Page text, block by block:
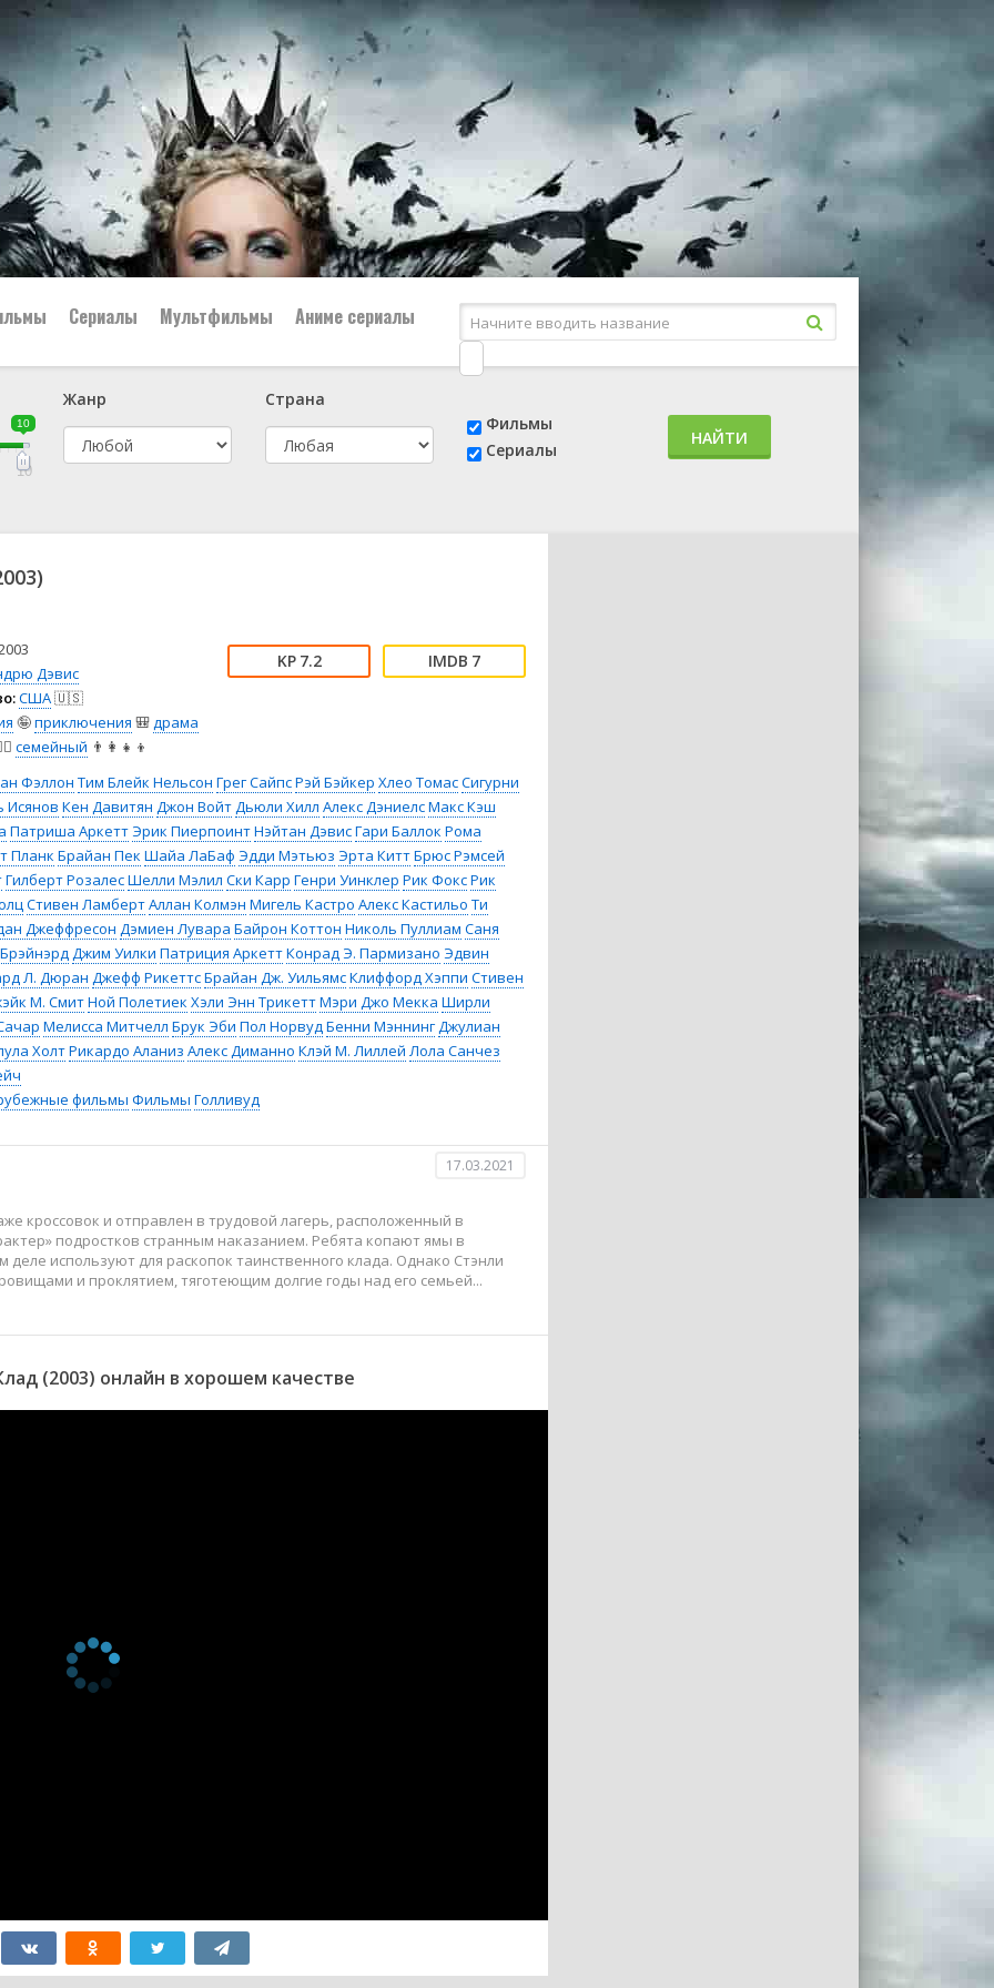
👨‍✈️ Военный
🕵️‍♂️ Детектив
тв
😱 Ужасы
🤠 Фильм-нуар
🧝‍♂️ Фэнтези
Сериалы Мультфильмы Аниме сериалы
10
10
Жанр
Страна
Фильмы
Сериалы
НАЙТИ
Дэвис
США🇺🇸
🤪приключения 🎒драма
семейный 👨‍👩‍👧‍👦
7.2 7
Фэллон Тим Блейк Нельсон Грег СайпсРэй Бэйкер Хлео ТомасСигурни
Исянов Кен Давитян Джон ВойтДьюли Хилл Алекс ДэниелсМакс Кэш
Патриша АркеттЭрик ПиерпоинтНэйтан ДэвисГари Баллок Рома
Планк Брайан Пек Шайа ЛаБаф Эдди Мэтьюз Эрта КиттБрюс Рэмсей
Гилберт РозалесШелли Мэлил Ски Карр Генри Уинклер Рик ФоксРик
Стивен ЛамбертАллан Колмэн Мигель Кастро Алекс Кастильо Ти
Джеффресон Дэмиен Лувара Байрон Коттон Николь Пуллиам Саня
Джим Уилки Патриция АркеттКонрад Э. Пармизано Эдвин
Л. Дюран Джефф РикеттсБрайан Дж. УильямсКлиффорд Хэппи Стивен
М. СмитНой Полетиек Хэли Энн ТрикеттМэри Джо Мекка Ширли
Мелисса Митчелл Брук Эби Пол НорвудБенни МэннингДжулиан
ХолтРикардо Аланиз Алекс Диманно Клэй М. Лиллей Лола Санчез
фильмы Фильмы Голливуд
17.03.2021
кроссовок и отправлен в трудовой лагерь, расположенный в
подростков странным наказанием. Ребята копают ямы в
используют для раскопок таинственного клада. Однако Стэнли
и проклятием, тяготеющим долгие годы над его семьей...
(2003) онлайн в хорошем качестве